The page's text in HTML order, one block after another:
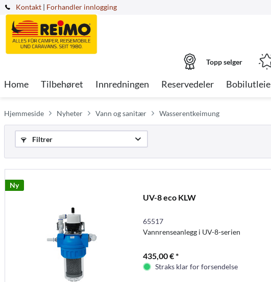
Kontakt | Forhandler innlogging
Topp selger
Home Tilbehøret Innredningen Reservedeler Bobilutleie
Hjemmeside Nyheter Vann og sanitær Wasserentkeimung
Filtrer
Ny
UV-8 eco KLW
65517
Vannrenseanlegg i UV-8-serien
435,00 € *
Straks klar for forsendelse